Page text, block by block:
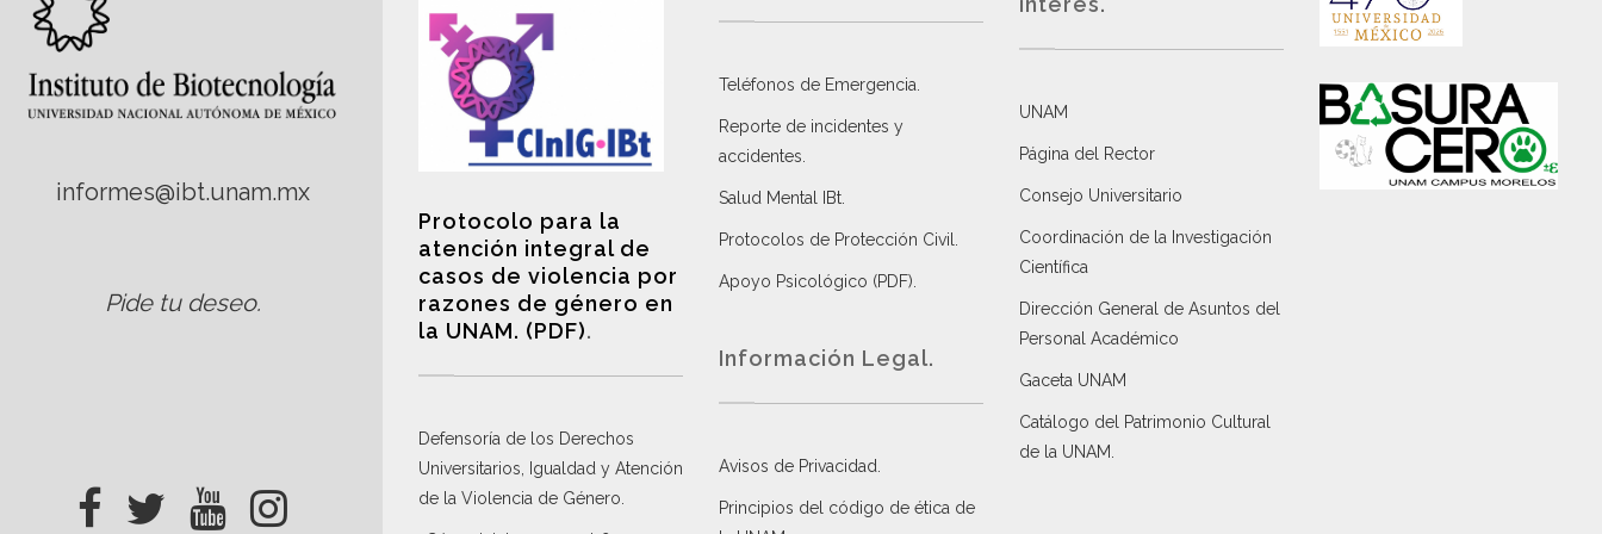
informes@ibt.unam.mx
Pide tu deseo.
Protocolo para la
atención integral de
casos de violencia por
razones de género en
la UNAM. (PDF).
Defensoría de los Derechos
Universitarios, Igualdad y Atención
de la Violencia de Género
Teléfonos de Emergencia.
Reporte de incidentes y
accidentes
Salud Mental IBt
Protocolos de Protección Civil
Apoyo Psicológico (PDF)
Información Legal.
Avisos de Privacidad
Principios del código de ética de
UNAM
Página del Rector
Consejo Universitario
Coordinación de la Investigación
Científica
Dirección General de Asuntos del
Personal Académico
Gaceta UNAM
Catálogo del Patrimonio Cultural
de la UNAM.